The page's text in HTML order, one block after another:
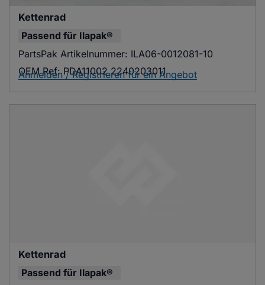
Kettenrad
Passend für Ilapak®
PartsPak Artikelnummer: ILA06-0012081-10
OEM Ref: PDA11002 2240203011
Anmelden / Registrieren für ein Angebot
Kettenrad
Passend für Ilapak®